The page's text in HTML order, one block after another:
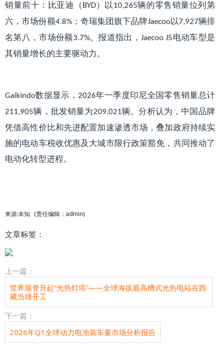
销量前十：比亚迪（ BYD）以10,265辆的零售销量位列第
六，市场份额4.8%；奇瑞集团旗下品牌Jaecoo以7,927辆排
名第八，市场份额3.7%。报道指出，Jaecoo J5电动车型是
其销量增长的主要驱动力。
Gaikindo数据显示，2026年一季度印尼全国零售销量总计
211,905辆，批发销量为209,021辆。分析认为，中国品牌
凭借高性价比和先进配置加速渗透市场，叠加政府持续实
施的电动车税收优惠及大城市限行政策豁免，共同推动了
电动化转型进程。
来源:未知 (责任编辑：admin)
文章标签：
上一篇：
世界屋脊升起“光热灯塔”——全球海拔最高槽式光热电站在西
藏当雄开工
下一篇：
2026年Q1全球动力电池装车量市场分析报告